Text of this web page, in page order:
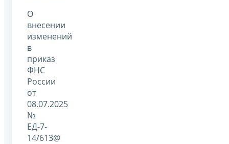
О
внесении
изменений
в
приказ
ФНС
России
от
08.07.2025
№
ЕД-7-
14/613@